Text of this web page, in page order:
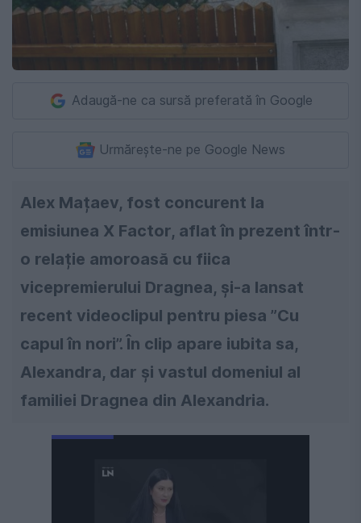
Adaugă-ne ca sursă preferată în Google
Urmărește-ne pe Google News
Alex Mațaev, fost concurent la
emisiunea X Factor, aflat în prezent într-
o relație amoroasă cu fiica
vicepremierului Dragnea, și-a lansat
recent videoclipul pentru piesa ”Cu
capul în nori”. În clip apare iubita sa,
Alexandra, dar și vastul domeniul al
familiei Dragnea din Alexandria.